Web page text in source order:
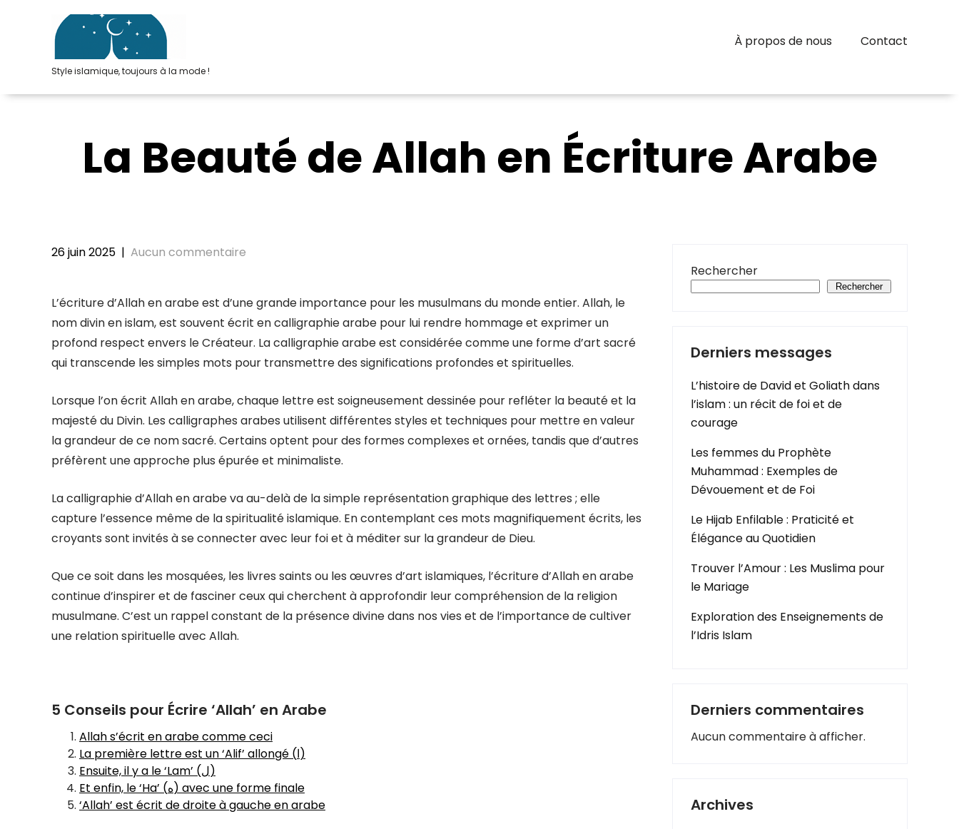
Style islamique, toujours à la mode !
À propos de nous Contact
La Beauté de Allah en Écriture Arabe
26 juin 2025 | Aucun commentaire
L’écriture d’Allah en arabe est d’une grande importance pour les musulmans du monde entier. Allah, le
nom divin en islam, est souvent écrit en calligraphie arabe pour lui rendre hommage et exprimer un
profond respect envers le Créateur. La calligraphie arabe est considérée comme une forme d’art sacré
qui transcende les simples mots pour transmettre des significations profondes et spirituelles.
Lorsque l’on écrit Allah en arabe, chaque lettre est soigneusement dessinée pour refléter la beauté et la
majesté du Divin. Les calligraphes arabes utilisent différentes styles et techniques pour mettre en valeur
la grandeur de ce nom sacré. Certains optent pour des formes complexes et ornées, tandis que d’autres
préfèrent une approche plus épurée et minimaliste.
La calligraphie d’Allah en arabe va au-delà de la simple représentation graphique des lettres ; elle
capture l’essence même de la spiritualité islamique. En contemplant ces mots magnifiquement écrits, les
croyants sont invités à se connecter avec leur foi et à méditer sur la grandeur de Dieu.
Que ce soit dans les mosquées, les livres saints ou les œuvres d’art islamiques, l’écriture d’Allah en arabe
continue d’inspirer et de fasciner ceux qui cherchent à approfondir leur compréhension de la religion
musulmane. C’est un rappel constant de la présence divine dans nos vies et de l’importance de cultiver
une relation spirituelle avec Allah.
5 Conseils pour Écrire ‘Allah’ en Arabe
Allah s’écrit en arabe comme ceci
La première lettre est un ‘Alif’ allongé (ا)
Ensuite, il y a le ‘Lam’ (ل)
Et enfin, le ‘Ha’ (ه) avec une forme finale
‘Allah’ est écrit de droite à gauche en arabe
Rechercher
Rechercher
Derniers messages
L’histoire de David et Goliath dans
l’islam : un récit de foi et de
courage
Les femmes du Prophète
Muhammad : Exemples de
Dévouement et de Foi
Le Hijab Enfilable : Praticité et
Élégance au Quotidien
Trouver l’Amour : Les Muslima pour
le Mariage
Exploration des Enseignements de
l’Idris Islam
Derniers commentaires
Aucun commentaire à afficher.
Archives